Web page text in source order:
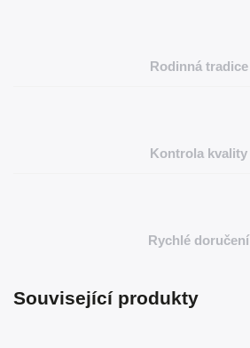
Rodinná tradice
Kontrola kvality
Rychlé doručení
Související produkty